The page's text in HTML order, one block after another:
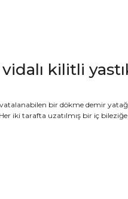
kilitli
bir dökme demir
tarafta uzatılmış bir iç